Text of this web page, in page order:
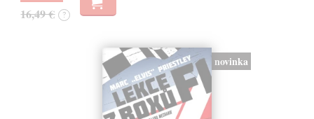
16,49 € ?
novinka